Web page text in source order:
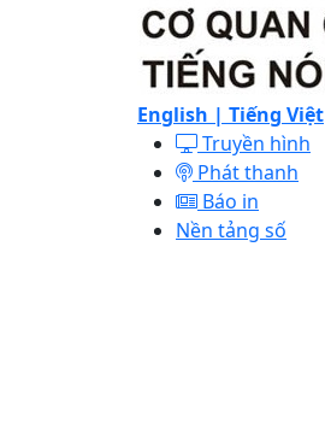
English | Tiếng Việt
Truyền hình
Phát thanh
Báo in
Nền tảng số